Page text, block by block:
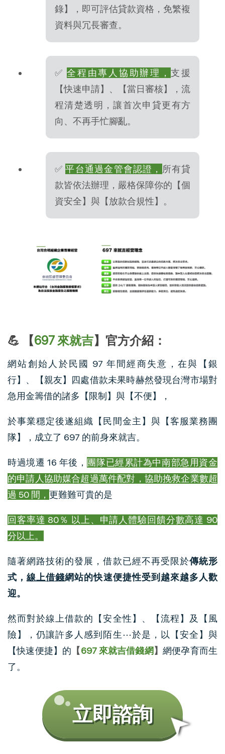
錄】，即可評估貸款資格，免繁複
資料與冗長審查。
✅全程由專人協助辦理，支援
【快速申請】、【當日審核】，流
程清楚透明，讓首次申貸更有方
向、不再手忙腳亂。
✅ 平台通過金管會認證， 所有貸
款皆依法辦理，嚴格保障你的【個
資安全】與【放款合規性】。
💪 【697 來就吉】官方介紹：
網站創始人於民國 97 年間經商失意，在與【銀
行】、【親友】四處借款未果時赫然發現台灣市場對
急用金籌借的諸多【限制】與【不便】，
於事業穩定後遂組織【民間金主】與【客服業務團
隊】，成立了 697 的前身來就吉。
時過境遷 16 年後， 團隊已經累計為中南部急用資金
的申請人協助媒合超過萬件配對，協助挽救企業數超
過 50 間， 更難難可貴的是
回客率達 80％ 以上、申請人體驗回饋分數高達 90
分以上。
隨著網路技術的發展，借款已經不再受限於傳統形
式，線上借錢網站的快速便捷性受到越來越多人歡
迎。
然而對於線上借款的【安全性】、【流程】及【風
險】，仍讓許多人感到陌生⋯於是，以【安全】與
【快速便捷】的 【697 來就吉借錢網 】網便孕育而生
了。
立即諮詢 ➤